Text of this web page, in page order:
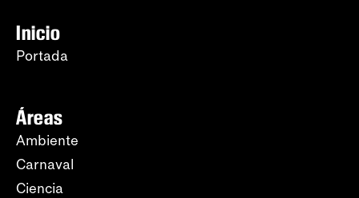
Inicio
Portada
Áreas
Ambiente
Carnaval
Ciencia